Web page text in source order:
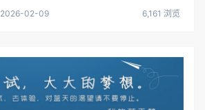
2026-02-09 6,161 浏览